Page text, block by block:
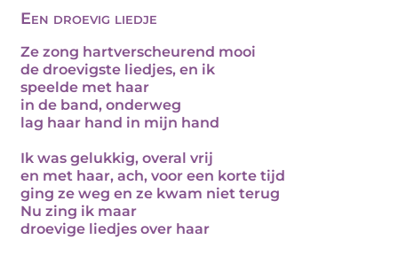
Een droevig liedje
Ze zong hartverscheurend mooi
de droevigste liedjes, en ik
speelde met haar
in de band, onderweg
lag haar hand in mijn hand
Ik was gelukkig, overal vrij
en met haar, ach, voor een korte tijd
ging ze weg en ze kwam niet terug
Nu zing ik maar
droevige liedjes over haar